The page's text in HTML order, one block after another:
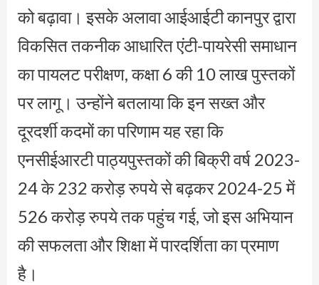
को बढ़ावा। इसके अलावा आईआईटी कानपुर द्वारा
विकसित तकनीक आधारित एंटी-पायरेसी समाधान
का पायलट परीक्षण, कक्षा 6 की 10 लाख पुस्तकों
पर लागू। उन्होंने बतलाया कि इन सख्त और
दूरदर्शी कदमों का परिणाम यह रहा कि
एनसीईआरटी पाठ्यपुस्तकों की बिक्री वर्ष 2023-
24 के 232 करोड़ रुपये से बढ़कर 2024-25 में
526 करोड़ रुपये तक पहुंच गई, जो इस अभियान
की सफलता और शिक्षा में पारदर्शिता का प्रमाण
है।